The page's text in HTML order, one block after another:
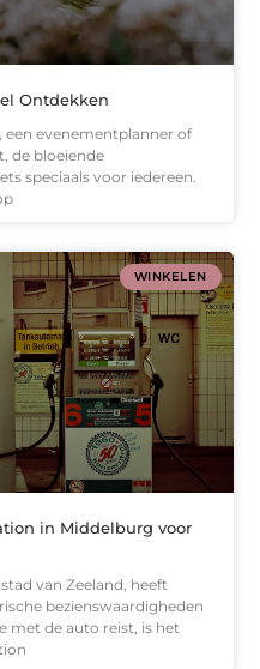
Ontdekken
een evenementplanner of
de bloeiende
speciaals voor iedereen.
WINKELEN
in Middelburg voor
van Zeeland, heeft
bezienswaardigheden
met de auto reist, is het